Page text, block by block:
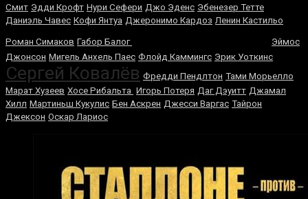
Смит Эдди Крофт Нури Сефери Джо Эденс Эбенезер Тетте
Даниэль Чавес Кофи Янтуа Джеронимо Кардоз Ленин Кастильо
Роман Симаков Габор Балог
Эймос
Джонсон Мигель Анхель Паес Флойд Каммингс Эрик Уоткинс
Сергей Ковалёв Фредди Пендлтон Тами Морьелло
Марат Хузеев Хосе Рибальта Игорь Потеря Даг Дэуитт Джамал
Хилл Мартиньш Кукулис Бен Аскрен Джесси Варгас Тайрон
Джексон Оскар Лариос